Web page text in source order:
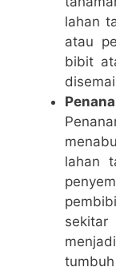
lahan
atau
bibit
lahan
sekitar